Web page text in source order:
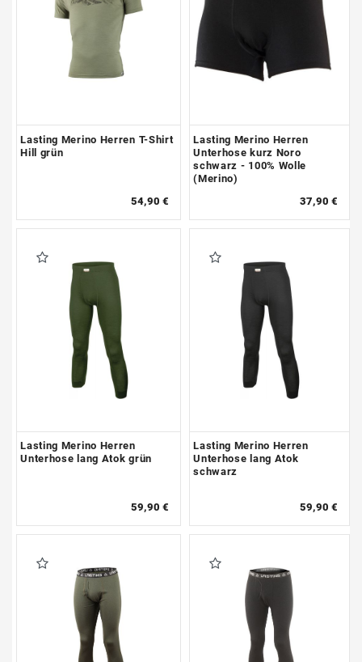
Lasting Merino Herren T-Shirt
Hill grün
54,90 €
Lasting Merino Herren
Unterhose kurz Noro
schwarz - 100% Wolle
(Merino)
37,90 €
Lasting Merino Herren
Unterhose lang Atok grün
59,90 €
Lasting Merino Herren
Unterhose lang Atok
schwarz
59,90 €